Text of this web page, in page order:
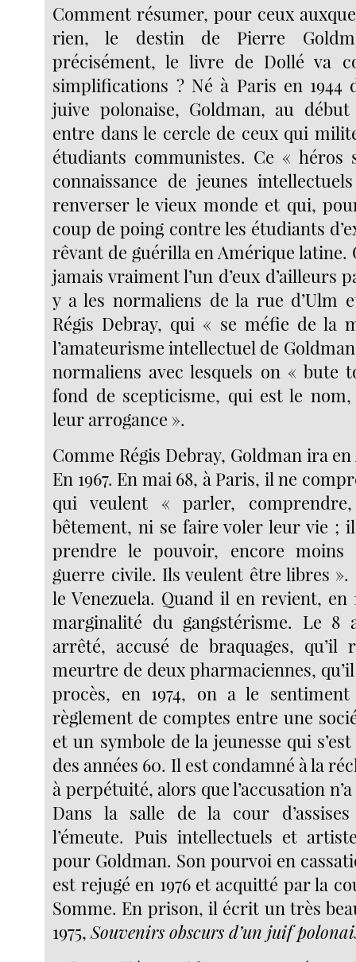
Comment résumer, pour ceux
rien, le destin de Pierre
précisément, le livre de Dollé va
simplifications ? Né à Paris en 1944
juive polonaise, Goldman, au
entre dans le cercle de ceux qui
étudiants communistes. Ce «
connaissance de jeunes
renverser le vieux monde et qui,
coup de poing contre les étudiants
rêvant de guérilla en Amérique latine.
jamais vraiment l’un d’eux d’ailleurs
y a les normaliens de la rue d’Ulm
Régis Debray, qui « se méfie de la
l’amateurisme intellectuel de Goldman
normaliens avec lesquels on « bute
fond de scepticisme, qui est le
leur arrogance ».
Comme Régis Debray, Goldman ira
En 1967. En mai 68, à Paris, il ne
qui veulent « parler,
bêtement, ni se faire voler leur vie ;
prendre le pouvoir, encore moins
guerre civile. Ils veulent être libres
le Venezuela. Quand il en revient, en
marginalité du gangstérisme. Le 8
arrêté, accusé de braquages, qu’il
meurtre de deux pharmaciennes,
procès, en 1974, on a le
règlement de comptes entre une
et un symbole de la jeunesse qui
des années 60. Il est condamné à la
à perpétuité, alors que l’accusation
Dans la salle de la cour
l’émeute. Puis intellectuels et
pour Goldman. Son pourvoi en
est rejugé en 1976 et acquitté par la
Somme. En prison, il écrit un très
1975,Souvenirs obscurs d’un juif